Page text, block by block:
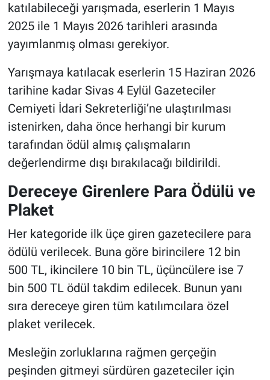
katılabileceği yarışmada, eserlerin 1 Mayıs
2025 ile 1 Mayıs 2026 tarihleri arasında
yayımlanmış olması gerekiyor.
Yarışmaya katılacak eserlerin 15 Haziran 2026
tarihine kadar Sivas 4 Eylül Gazeteciler
Cemiyeti İdari Sekreterliği’ne ulaştırılması
istenirken, daha önce herhangi bir kurum
tarafından ödül almış çalışmaların
değerlendirme dışı bırakılacağı bildirildi.
Dereceye Girenlere Para Ödülü ve
Plaket
Her kategoride ilk üçe giren gazetecilere para
ödülü verilecek. Buna göre birincilere 12 bin
500 TL, ikincilere 10 bin TL, üçüncülere ise 7
bin 500 TL ödül takdim edilecek. Bunun yanı
sıra dereceye giren tüm katılımcılara özel
plaket verilecek.
Mesleğin zorluklarına rağmen gerçeğin
peşinden gitmeyi sürdüren gazeteciler için